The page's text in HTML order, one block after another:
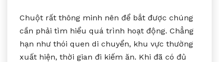
Chuột rất thông minh nên để bắt được chúng
cần phải tìm hiểu quá trình hoạt động. Chẳng
hạn như thói quen di chuyển, khu vực thường
xuất hiện, thời gian đi kiếm ăn. Khi đã có đủ